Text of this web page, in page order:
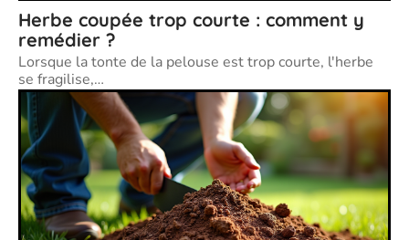
Herbe coupée trop courte : comment y
remédier ?
Lorsque la tonte de la pelouse est trop courte, l'herbe
se fragilise,…